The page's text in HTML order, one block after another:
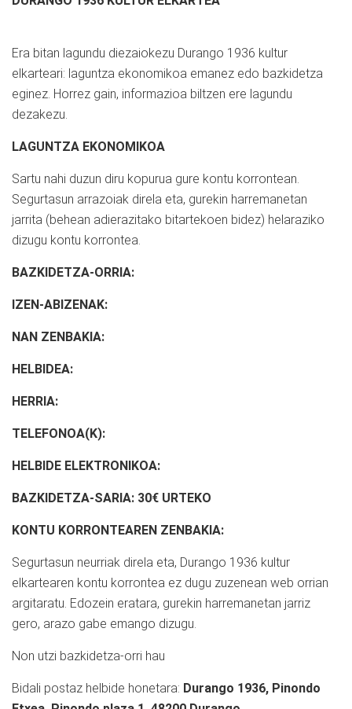
Era bitan lagundu diezaiokezu Durango 1936 kultur
elkarteari: laguntza ekonomikoa emanez edo bazkidetza
eginez. Horrez gain, informazioa biltzen ere lagundu
dezakezu.
LAGUNTZA EKONOMIKOA
Sartu nahi duzun diru kopurua gure kontu korrontean.
Segurtasun arrazoiak direla eta, gurekin harremanetan
jarrita (behean adierazitako bitartekoen bidez) helaraziko
dizugu kontu korrontea.
BAZKIDETZA-ORRIA:
IZEN-ABIZENAK:
NAN ZENBAKIA:
HELBIDEA:
HERRIA:
TELEFONOA(K):
HELBIDE ELEKTRONIKOA:
BAZKIDETZA-SARIA: 30€ URTEKO
KONTU KORRONTEAREN ZENBAKIA:
Segurtasun neurriak direla eta, Durango 1936 kultur
elkartearen kontu korrontea ez dugu zuzenean web orrian
argitaratu. Edozein eratara, gurekin harremanetan jarriz
gero, arazo gabe emango dizugu.
Non utzi bazkidetza-orri hau
Bidali postaz helbide honetara: Durango 1936, Pinondo